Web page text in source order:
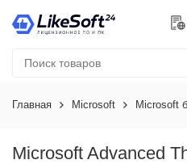
Главная Microsoft Microsoft
Microsoft Advanced